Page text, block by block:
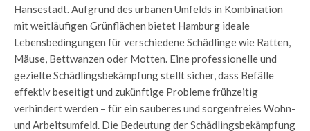
Hansestadt. Aufgrund des urbanen Umfelds in Kombination
mit weitläufigen Grünflächen bietet Hamburg ideale
Lebensbedingungen für verschiedene Schädlinge wie Ratten,
Mäuse, Bettwanzen oder Motten. Eine professionelle und
gezielte Schädlingsbekämpfung stellt sicher, dass Befälle
effektiv beseitigt und zukünftige Probleme frühzeitig
verhindert werden – für ein sauberes und sorgenfreies Wohn-
und Arbeitsumfeld. Die Bedeutung der Schädlingsbekämpfung